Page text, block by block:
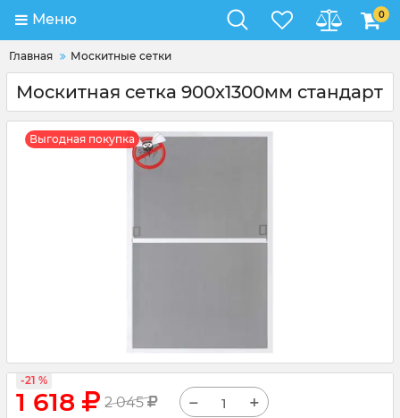
Меню 0
Главная Москитные сетки
Москитная сетка 900x1300мм стандарт
Выгодная покупка
1 618 2 045
-21 %
− +